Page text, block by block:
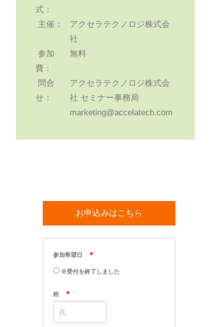
式：
主催：
アクセラテクノロジ株式会
社
参加
費：
無料
問合
せ：
アクセラテクノロジ株式会
社 セミナー事務局
marketing@accelatech.com
お申込みはこちら